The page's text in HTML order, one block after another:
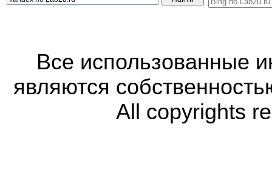
Все использованные
являются
All copyrights